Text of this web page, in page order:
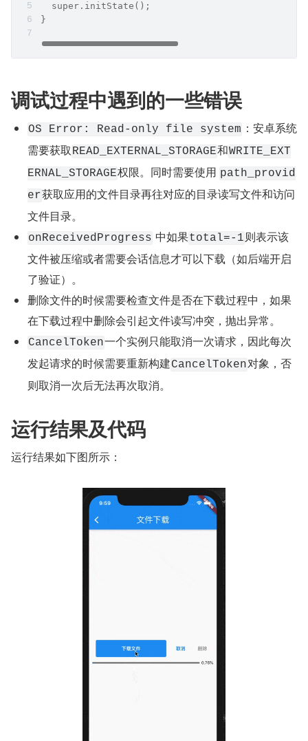
  super.initState();
}
调试过程中遇到的一些错误
OS Error: Read-only file system ：安卓系统
需要获取 READ_EXTERNAL_STORAGE和WRITE_EXT
ERNAL_STORAGE权限。同时需要使用 path_provid
er获取应用的文件目录再往对应的目录读写文件和访问
文件目录。
onReceivedProgress 中如果total=-1 则表示该
文件被压缩或者需要会话信息才可以下载（如后端开启
了验证）。
删除文件的时候需要检查文件是否在下载过程中，如果
在下载过程中删除会引起文件读写冲突，抛出异常。
CancelToken一个实例只能取消一次请求，因此每次
发起请求的时候需要重新构建CancelToken对象，否
则取消一次后无法再次取消。
运行结果及代码
运行结果如下图所示：